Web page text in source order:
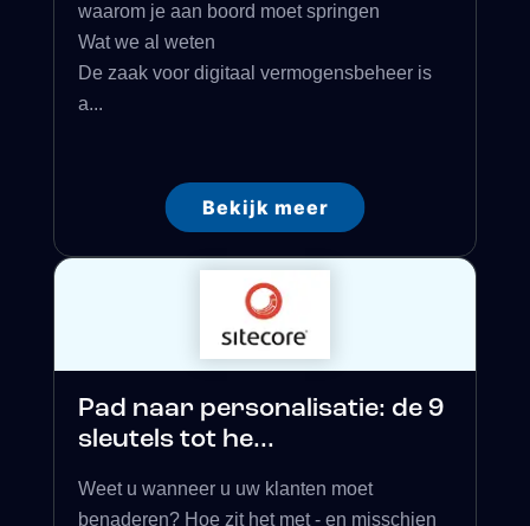
waarom je aan boord moet springen
Wat we al weten
De zaak voor digitaal vermogensbeheer is
a...
Bekijk meer
Pad naar personalisatie: de 9
sleutels tot he...
Weet u wanneer u uw klanten moet
benaderen? Hoe zit het met - en misschien